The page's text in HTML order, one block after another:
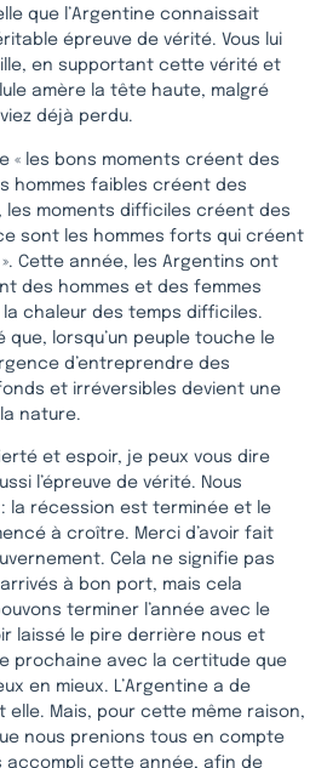
que l’Argentine connaissait
épreuve de vérité. Vous lui
en supportant cette vérité et
amère la tête haute, malgré
déjà perdu.
« les bons moments créent des
hommes faibles créent des
les moments difficiles créent des
sont les hommes forts qui créent
Cette année, les Argentins ont
des hommes et des femmes
chaleur des temps difficiles.
que, lorsqu’un peuple touche le
d’entreprendre des
et irréversibles devient une
nature.
et espoir, je peux vous dire
l’épreuve de vérité. Nous
la récession est terminée et le
à croître. Merci d’avoir fait
Cela ne signifie pas
à bon port, mais cela
terminer l’année avec le
laissé le pire derrière nous et
prochaine avec la certitude que
en mieux. L’Argentine a de
elle. Mais, pour cette même raison,
nous prenions tous en compte
accompli cette année, afin de